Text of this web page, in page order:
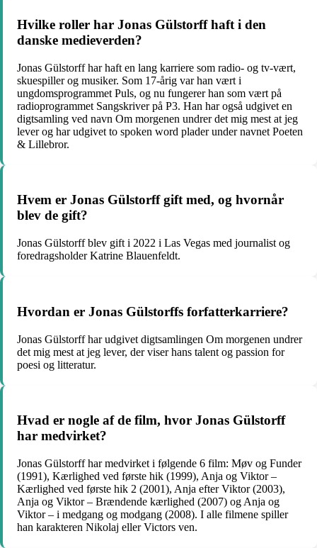
Hvilke roller har Jonas Gülstorff haft i den
danske medieverden?
Jonas Gülstorff har haft en lang karriere som radio- og tv-vært,
skuespiller og musiker. Som 17-årig var han vært i
ungdomsprogrammet Puls, og nu fungerer han som vært på
radioprogrammet Sangskriver på P3. Han har også udgivet en
digtsamling ved navn Om morgenen undrer det mig mest at jeg
lever og har udgivet to spoken word plader under navnet Poeten
& Lillebror.
Hvem er Jonas Gülstorff gift med, og hvornår
blev de gift?
Jonas Gülstorff blev gift i 2022 i Las Vegas med journalist og
foredragsholder Katrine Blauenfeldt.
Hvordan er Jonas Gülstorffs forfatterkarriere?
Jonas Gülstorff har udgivet digtsamlingen Om morgenen undrer
det mig mest at jeg lever, der viser hans talent og passion for
poesi og litteratur.
Hvad er nogle af de film, hvor Jonas Gülstorff
har medvirket?
Jonas Gülstorff har medvirket i følgende 6 film: Møv og Funder
(1991), Kærlighed ved første hik (1999), Anja og Viktor –
Kærlighed ved første hik 2 (2001), Anja efter Viktor (2003),
Anja og Viktor – Brændende kærlighed (2007) og Anja og
Viktor – i medgang og modgang (2008). I alle filmene spiller
han karakteren Nikolaj eller Victors ven.